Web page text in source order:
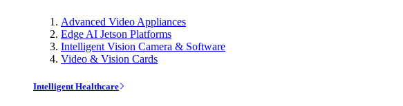
Advanced Video Appliances
Edge AI Jetson Platforms
Intelligent Vision Camera & Software
Video & Vision Cards
Intelligent Healthcare